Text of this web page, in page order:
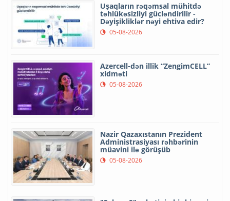
Uşaqların rəqəmsal mühitdə
təhlükəsizliyi gücləndirilir -
Dəyişikliklər nəyi ehtiva edir?
05-08-2026
Azercell-dən illik “ZengimCELL”
xidməti
05-08-2026
Nazir Qazaxıstanın Prezident
Administrasiyası rəhbərinin
müavini ilə görüşüb
05-08-2026